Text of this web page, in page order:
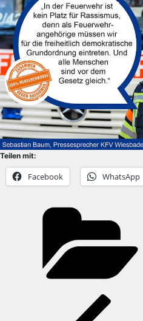
Teilen mit:
Facebook WhatsApp